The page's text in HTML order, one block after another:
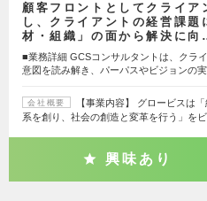
顧客フロントとしてクライア
し、クライアントの経営課題
材・組織」の面から解決に向
■業務詳細 GCSコンサルタントは、クラ
意図を読み解き、パーパスやビジョンの
会社概要
【事業内容】 グロービスは
系を創り、社会の創造と変革を行う」を
興味あり